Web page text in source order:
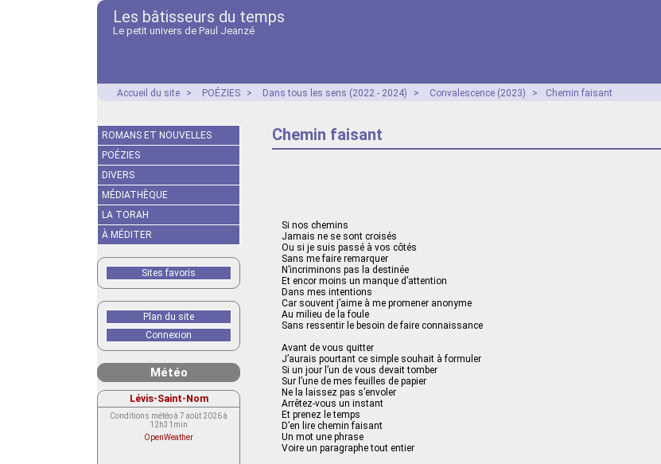
Les bâtisseurs du temps
Le petit univers de Paul Jeanzé
Accueil du site > POÉZIES > Dans tous les sens (2022 - 2024) > Convalescence (2023) > Chemin faisant
Chemin faisant
Si nos chemins
Jamais ne se sont croisés
Ou si je suis passé à vos côtés
Sans me faire remarquer
N’incriminons pas la destinée
Et encor moins un manque d’attention
Dans mes intentions
Car souvent j’aime à me promener anonyme
Au milieu de la foule
Sans ressentir le besoin de faire connaissance
Avant de vous quitter
J’aurais pourtant ce simple souhait à formuler
Si un jour l’un de vous devait tomber
Sur l’une de mes feuilles de papier
Ne la laissez pas s’envoler
Arrêtez-vous un instant
Et prenez le temps
D’en lire chemin faisant
Un mot une phrase
Voire un paragraphe tout entier
ROMANS ET NOUVELLES
POÉZIES
DIVERS
MÉDIATHÈQUE
LA TORAH
À MÉDITER
Sites favoris
Plan du site
Connexion
Météo
Lévis-Saint-Nom
Conditions météo à 7 août 2026 à
12h31min
OpenWeather